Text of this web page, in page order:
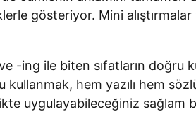
gösteriyor. Mini
-ing ile biten sıfatların doğru
hem yazılı hem
uygulayabileceğiniz sağlam